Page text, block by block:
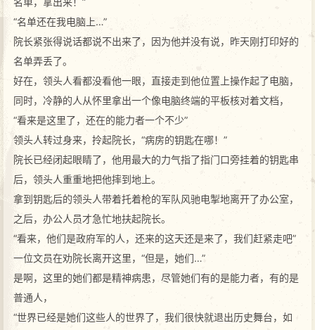
“名单还在我电脑上…”
院长紧张得说话都说不出来了，因为他并没有说，昨天刚打印好的
名单弄丢了。
好在，领头人看都没看他一眼，直接走到他位置上操作起了电脑，
同时，冷静的人从怀里拿出一个像电脑终端的平板核对着文档，
“看来是这里了，还在的能力者一个不少”
领头人转过身来，拎起院长，“病房的钥匙在哪！”
院长已经闭起眼睛了，他用最大的力气指了指门口旁挂着的钥匙串
后，领头人重重地把他摔到地上。
拿到钥匙后的领头人带着托着枪的军队风驰电掣地离开了办公室，
之后，办公人员才急忙地扶起院长。
“看来，他们是政府军的人，还来的这天还是来了，我们赶紧走吧”
一位文员在劝院长离开这里，“但是，她们…”
是啊，这里的她们都是精神病患，尽管她们有的是能力者，有的是
普通人，
“世界已经是她们这些人的世界了，我们很快就退出历史舞台，如